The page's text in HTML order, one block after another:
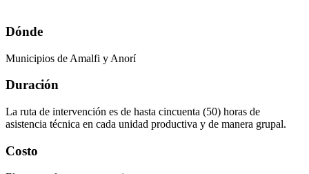
Dónde
Municipios de Amalfi y Anorí
Duración
La ruta de intervención es de hasta cincuenta (50) horas de
asistencia técnica en cada unidad productiva y de manera grupal.
Costo